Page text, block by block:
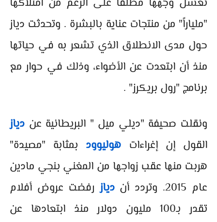
تغسل وجهها مطلقاً على الرغم من امتلاكها
"ملياراً" من منتجات عناية بالبشرة . وتحدثت دياز
حول مدى الانطلاق الذي تشعر به في حياتها
منذ أن ابتعدت عن الأضواء، وذلك في حوار مع
برنامج "رول بريكرز" .
ونقلت صحيفة "ديلي ميل " البريطانية عن دياز
القول إن إغراءات هوليوود بمثابة "مصيدة"
هربت منها عقب زواجها من المغني بنجي مادين
عام 2015. وتردد أن
دياز رفضت عروض أفلام
تقدر بـ100 مليون دولار منذ ابتعادها عن